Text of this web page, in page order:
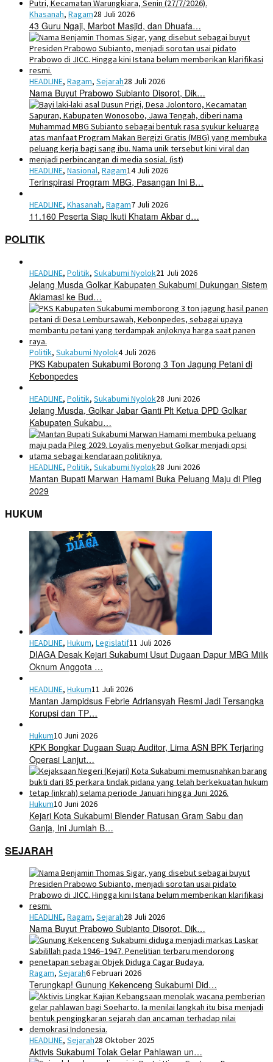
Khasanah, Ragam28 Juli 2026
43 Guru Ngaji, Marbot Masjid, dan Dhuafa…
HEADLINE, Ragam, Sejarah28 Juli 2026
Nama Buyut Prabowo Subianto Disorot, Dik…
HEADLINE, Nasional, Ragam14 Juli 2026
Terinspirasi Program MBG, Pasangan Ini B…
HEADLINE, Khasanah, Ragam7 Juli 2026
11.160 Peserta Siap Ikuti Khatam Akbar d…
POLITIK
HEADLINE, Politik, Sukabumi Nyolok21 Juli 2026
Jelang Musda Golkar Kabupaten Sukabumi Dukungan Sistem
Aklamasi ke Bud…
Politik, Sukabumi Nyolok4 Juli 2026
PKS Kabupaten Sukabumi Borong 3 Ton Jagung Petani di
Kebonpedes
HEADLINE, Politik, Sukabumi Nyolok28 Juni 2026
Jelang Musda, Golkar Jabar Ganti Plt Ketua DPD Golkar
Kabupaten Sukabu…
HEADLINE, Politik, Sukabumi Nyolok28 Juni 2026
Mantan Bupati Marwan Hamami Buka Peluang Maju di Pileg
2029
HUKUM
HEADLINE, Hukum, Legislatif11 Juli 2026
DIAGA Desak Kejari Sukabumi Usut Dugaan Dapur MBG Milik
Oknum Anggota …
HEADLINE, Hukum11 Juli 2026
Mantan Jampidsus Febrie Adriansyah Resmi Jadi Tersangka
Korupsi dan TP…
Hukum10 Juni 2026
KPK Bongkar Dugaan Suap Auditor, Lima ASN BPK Terjaring
Operasi Lanjut…
Hukum10 Juni 2026
Kejari Kota Sukabumi Blender Ratusan Gram Sabu dan
Ganja, Ini Jumlah B…
SEJARAH
HEADLINE, Ragam, Sejarah28 Juli 2026
Nama Buyut Prabowo Subianto Disorot, Dik…
Ragam, Sejarah6 Februari 2026
Terungkap! Gunung Kekenceng Sukabumi Did…
HEADLINE, Sejarah28 Oktober 2025
Aktivis Sukabumi Tolak Gelar Pahlawan un…